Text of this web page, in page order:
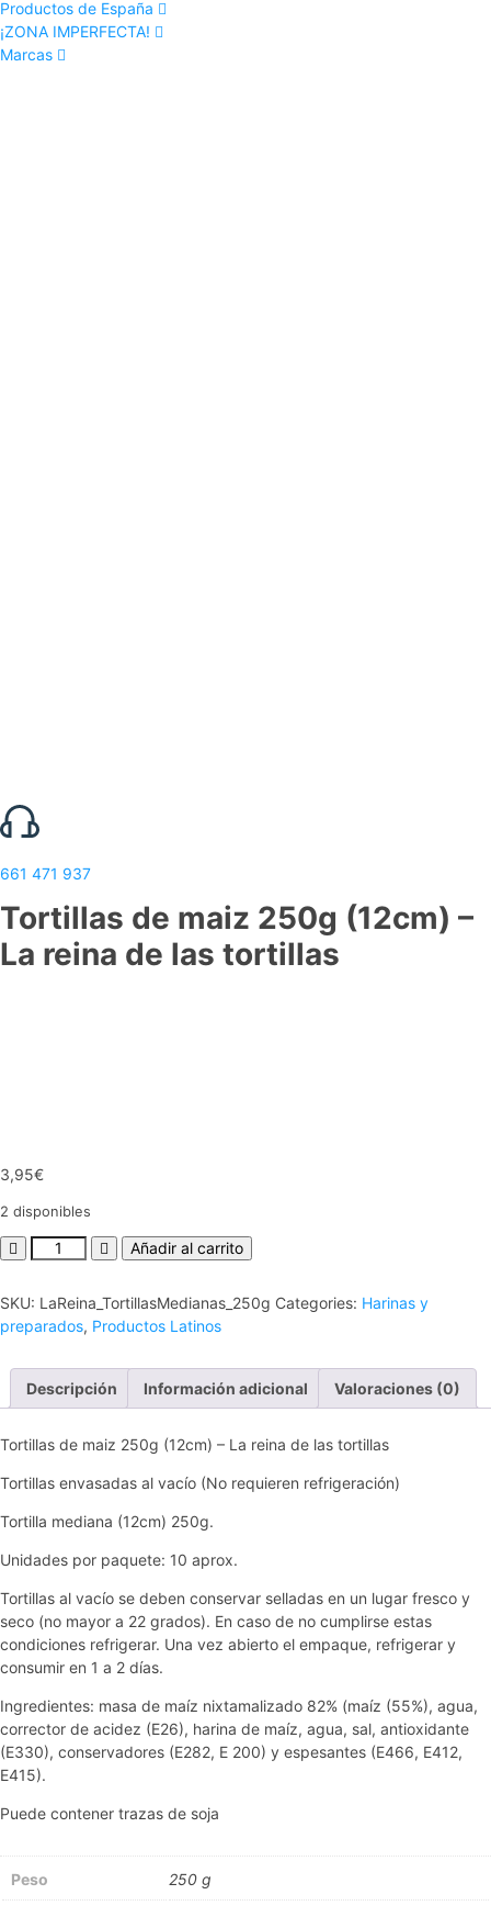
Productos de España
¡ZONA IMPERFECTA!
Marcas
661 471 937
Tortillas de maiz 250g (12cm) –
La reina de las tortillas
3,95€
2 disponibles
Añadir al carrito
SKU: LaReina_TortillasMedianas_250g Categories: Harinas y
preparados, Productos Latinos
Descripción Información adicional Valoraciones (0)
Tortillas de maiz 250g (12cm) – La reina de las tortillas
Tortillas envasadas al vacío (No requieren refrigeración)
Tortilla mediana (12cm) 250g.
Unidades por paquete: 10 aprox.
Tortillas al vacío se deben conservar selladas en un lugar fresco y
seco (no mayor a 22 grados). En caso de no cumplirse estas
condiciones refrigerar. Una vez abierto el empaque, refrigerar y
consumir en 1 a 2 días.
Ingredientes: masa de maíz nixtamalizado 82% (maíz (55%), agua,
corrector de acidez (E26), harina de maíz, agua, sal, antioxidante
(E330), conservadores (E282, E 200) y espesantes (E466, E412,
E415).
Puede contener trazas de soja
Peso 250 g